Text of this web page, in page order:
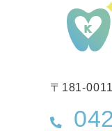
〒181-0011